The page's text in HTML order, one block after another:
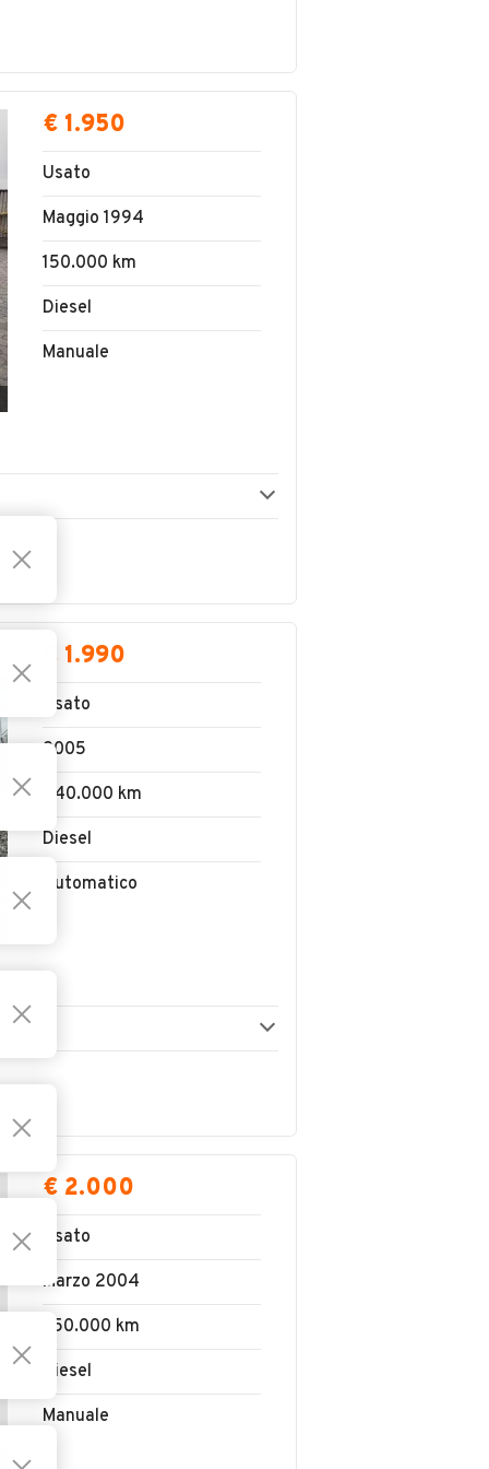
€ 1.950
Usato
Maggio 1994
150.000 km
Diesel
Manuale
€ 1.990
Usato
2005
240.000 km
Diesel
Automatico
€ 2.000
Usato
Marzo 2004
350.000 km
Diesel
Manuale